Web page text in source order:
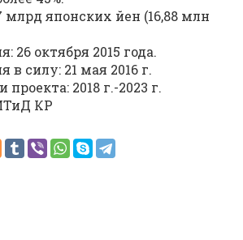
млрд японских йен (16,88 млн
26 октября 2015 года.
в силу: 21 мая 2016 г.
2018 г.-2023 г.
КР